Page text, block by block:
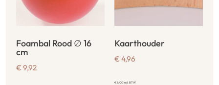
Foambal Rood ∅ 16
cm
€ 9,92
Kaarthouder
€ 4,96
€6,00incl. BTW